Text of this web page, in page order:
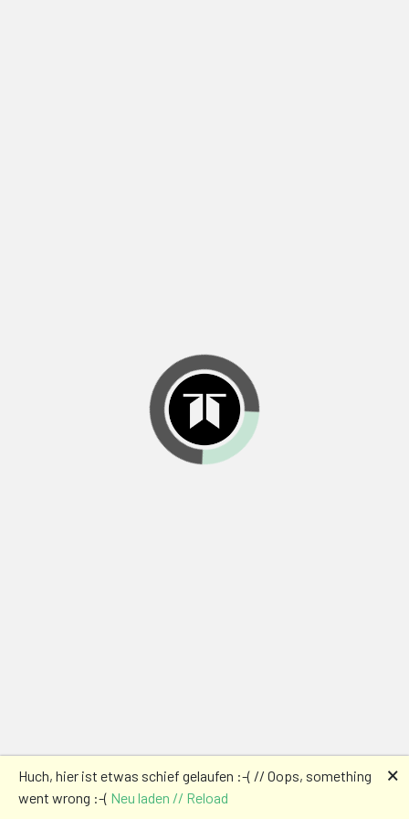
Huch, hier ist etwas schief gelaufen :-( // Oops, something
went wrong :-( Neu laden // Reload
🗙